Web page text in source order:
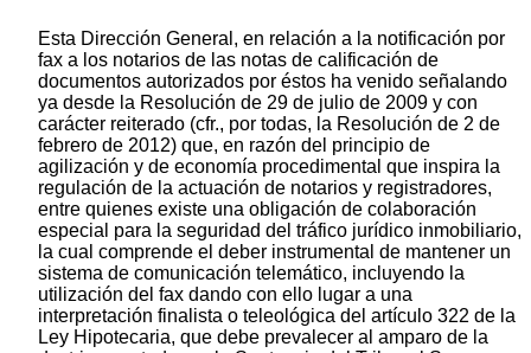
Esta Dirección General, en relación a la notificación por
fax a los notarios de las notas de calificación de
documentos autorizados por éstos ha venido señalando
ya desde la Resolución de 29 de julio de 2009 y con
carácter reiterado (cfr., por todas, la Resolución de 2 de
febrero de 2012) que, en razón del principio de
agilización y de economía procedimental que inspira la
regulación de la actuación de notarios y registradores,
entre quienes existe una obligación de colaboración
especial para la seguridad del tráfico jurídico inmobiliario,
la cual comprende el deber instrumental de mantener un
sistema de comunicación telemático, incluyendo la
utilización del fax dando con ello lugar a una
interpretación finalista o teleológica del artículo 322 de la
Ley Hipotecaria, que debe prevalecer al amparo de la